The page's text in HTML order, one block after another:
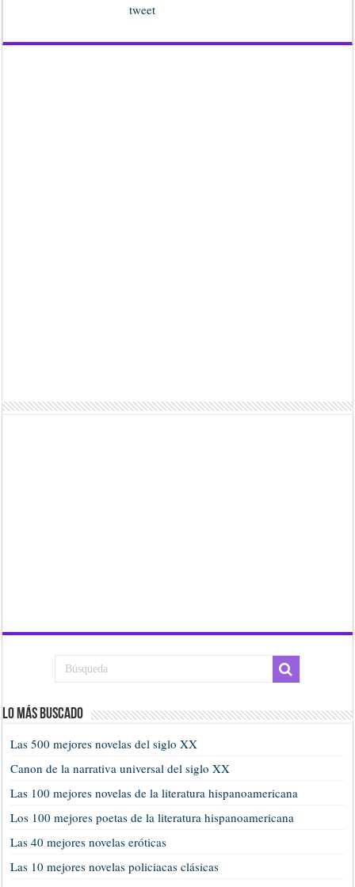
tweet
Lo más buscado
Las 500 mejores novelas del siglo XX
Canon de la narrativa universal del siglo XX
Las 100 mejores novelas de la literatura hispanoamericana
Los 100 mejores poetas de la literatura hispanoamericana
Las 40 mejores novelas eróticas
Las 10 mejores novelas policiacas clásicas